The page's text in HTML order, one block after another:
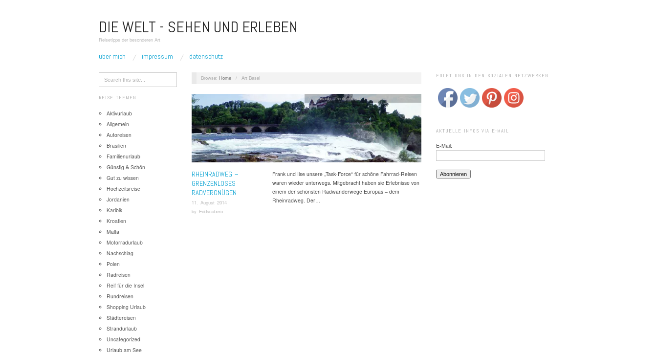
DIE WELT - SEHEN UND ERLEBEN
Reisetipps der besonderen Art
über mich impressum datenschutz
REISE THEMEN
Aktivurlaub
Allgemein
Autoreisen
Brasilien
Familienurlaub
Günstig & Schön
Gut zu wissen
Hochzeitsreise
Jordanien
Karibik
Kroatien
Malta
Motorradurlaub
Nachschlag
Polen
Radreisen
Reif für die Insel
Rundreisen
Shopping Urlaub
Städtereisen
Strandurlaub
Uncategorized
Urlaub am See
Browse: Home / Art Basel
RHEINRADWEG –
GRENZENLOSES
RADVERGNÜGEN
11. August 2014
by Eddscabero
Aktivurlaub,Deutschland ,Familienurlaub
Frank und Ilse unsere „Task-Force“ für schöne Fahrrad-Reisen
waren wieder unterwegs. Mitgebracht haben sie Erlebnisse von
einem der schönsten Radwanderwege Europas – dem
Rheinradweg. Der…
FOLGT UNS IN DEN SOZIALEN NETZWERKEN
AKTUELLE INFOS VIA E-MAIL
E-Mail: